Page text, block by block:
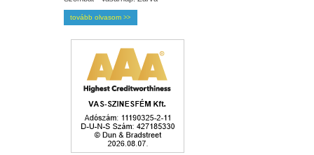
tovább olvasom >>